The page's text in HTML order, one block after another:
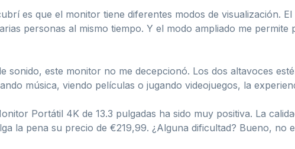
es que el monitor tiene diferentes modos de visualización.
personas al mismo tiempo. Y el modo ampliado me
sonido, este monitor no me decepcionó. Los dos altavoces
música, viendo películas o jugando videojuegos, la
Portátil 4K de 13.3 pulgadas ha sido muy positiva. La
la pena su precio de €219,99. ¿Alguna dificultad? Bueno, no